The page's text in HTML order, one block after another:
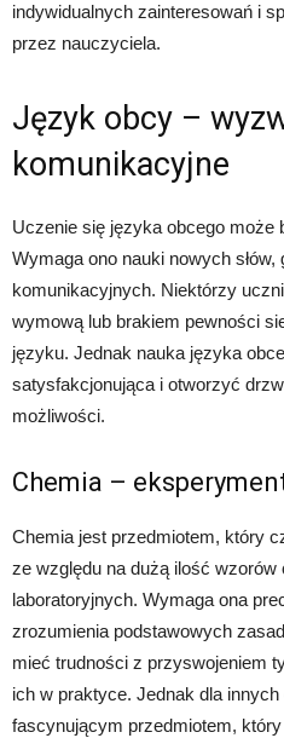
indywidualnych zainteresowań i
przez nauczyciela.
Język obcy –
komunikacyjne
Uczenie się języka obcego może
Wymaga ono nauki nowych
komunikacyjnych. Niektórzy
wymową lub brakiem pewności
języku. Jednak nauka języka
satysfakcjonująca i otworzyć
możliwości.
Chemia –
Chemia jest przedmiotem, który
ze względu na dużą ilość
laboratoryjnych. Wymaga ona
zrozumienia podstawowych
mieć trudności z przyswojeniem
ich w praktyce. Jednak dla
fascynującym przedmiotem,